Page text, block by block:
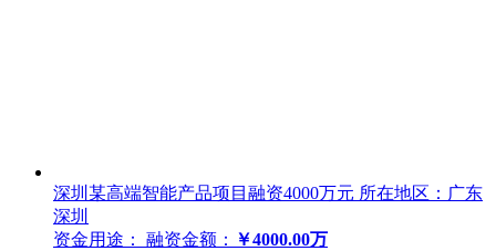
深圳某高端智能产品项目融资4000万元 所在地区：广东
深圳
资金用途：
融资金额： ￥4000.00万